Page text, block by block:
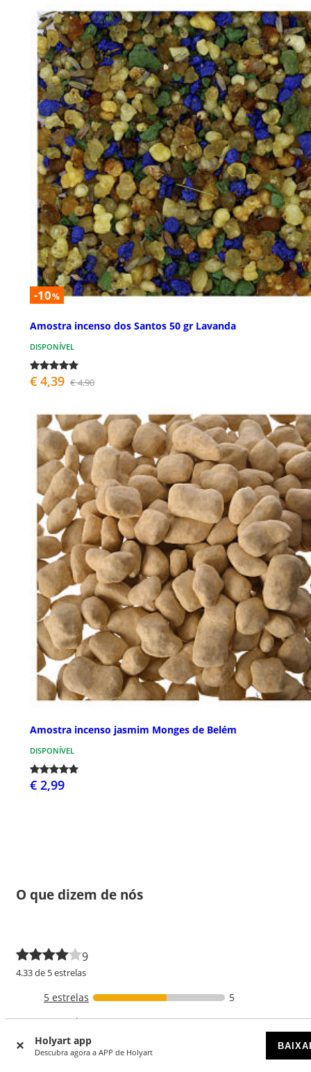
Holyart app
Descubra agora a APP de Holyart
-10%
Amostra incenso dos Santos 50 gr Lavanda
DISPONÍVEL
€ 4,39 € 4,90
Amostra incenso jasmim Monges de Belém
DISPONÍVEL
€ 2,99
O que dizem de nós
9
4.33 de 5 estrelas
5 estrelas
5
4 estrelas
2
3 estrelas